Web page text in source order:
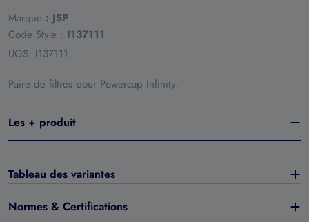
Marque : JSP
Code Style : I137111
UGS: I137111
Paire de filtres pour Powercap Infinity.
Les + produit
Tableau des variantes
Normes & Certifications